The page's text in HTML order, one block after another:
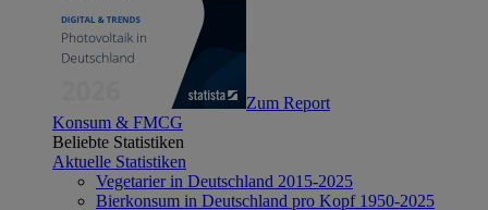
Zum Report
Konsum & FMCG
Beliebte Statistiken
Aktuelle Statistiken
Vegetarier in Deutschland 2015-2025
Bierkonsum in Deutschland pro Kopf 1950-2025